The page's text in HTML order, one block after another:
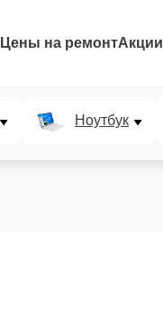
Цены на ремонтАкции
Ноутбук